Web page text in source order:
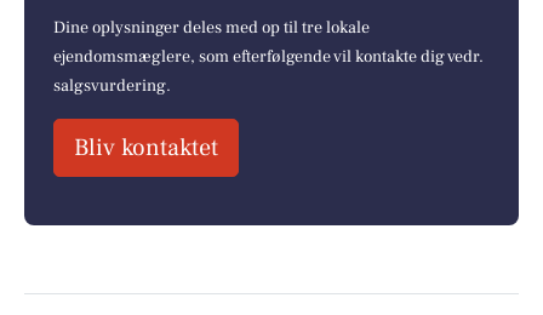
Dine oplysninger deles med op til tre lokale
ejendomsmæglere, som efterfølgende vil kontakte dig vedr.
salgsvurdering.
Bliv kontaktet